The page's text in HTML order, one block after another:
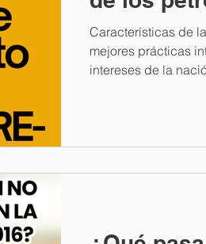
Características de
mejores prácticas
intereses de la